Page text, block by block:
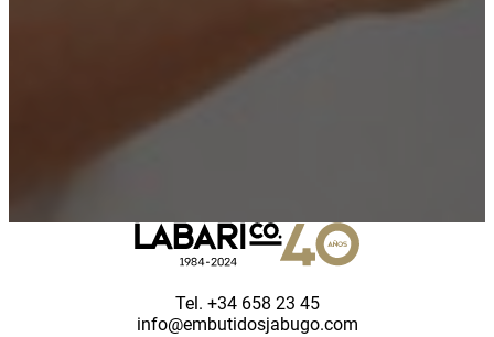
Tel. +34 658 23 45
info@embutidosjabugo.com